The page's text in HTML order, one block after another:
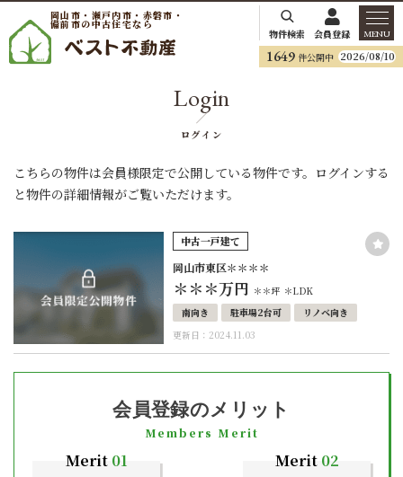
岡山市・瀬戸内市・赤磐市・
備前市の中古住宅なら
物件検索 会員登録 MENU
1649 件公開中 2026/08/10
Login
ログイン
こちらの物件は会員様限定で公開している物件です。ログインする
と物件の詳細情報がご覧いただけます。
中古一戸建て
岡山市東区＊＊＊＊
＊＊＊万円 ＊＊坪 ＊LDK
南向き
駐車場2台可
リノベ向き
更新日：2024.11.03
会員登録のメリット
Members Merit
Merit01 Merit02